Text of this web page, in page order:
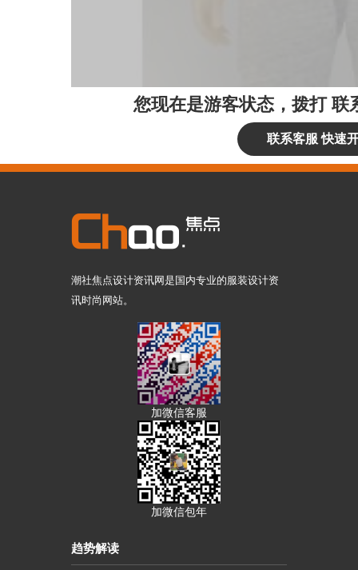
您现在是游客状态，拨打 联
联系客服 快速
潮社焦点设计资讯网是国内专业的服装设计资
讯时尚网站。
加微信客服
加微信包年
趋势解读